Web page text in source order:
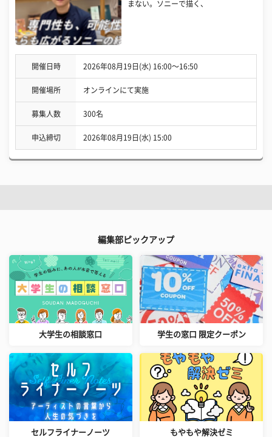
まない。ソニーで描く、
開催日時 2026年08月19日(水) 16:00〜16:50
開催場所 オンラインにて実施
募集人数 300名
申込締切 2026年08月19日(水) 15:00
編集部ピックアップ
大学生の相談窓口 学生の窓口 限定クーポン
セルフライナーノーツ もやもや解決ゼミ